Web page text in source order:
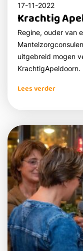
17-11-2022
Krachtig
Regine, ouder van
uitgebreid mogen
KrachtigApeldoorn.
Lees verder